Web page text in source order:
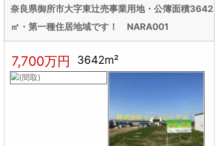
奈良県御所市大字東辻売事業用地・公簿面積3642
㎡・第一種住居地域です！ NARA001
7,700万円 3642m²